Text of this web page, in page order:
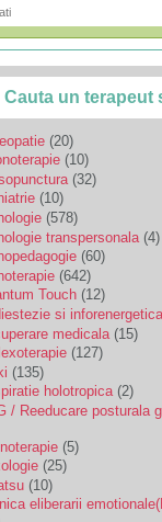
Cauta un terapeut
(20)
(10)
(32)
(10)
(578)
transpersonala (4)
(60)
(642)
Touch (12)
si inforenergetica
medicala (15)
(127)
(135)
holotropica(2)
/ Reeducare posturala
(5)
(25)
(10)
eliberarii